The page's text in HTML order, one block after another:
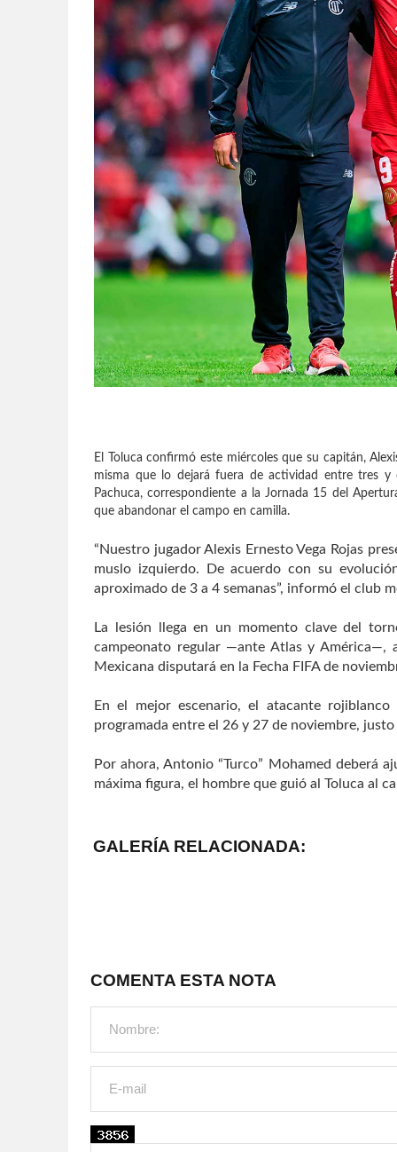
El Toluca confirmó este miércoles que su capitán,
misma que lo dejará fuera de actividad entre tres
Pachuca, correspondiente a la Jornada 15 del
que abandonar el campo en camilla.
“Nuestro jugador Alexis Ernesto Vega Rojas
muslo izquierdo. De acuerdo con su
aproximado de 3 a 4 semanas”, informó el club
La lesión llega en un momento clave del
campeonato regular —ante Atlas y América—,
Mexicana disputará en la Fecha FIFA de
En el mejor escenario, el atacante
programada entre el 26 y 27 de noviembre,
Por ahora, Antonio “Turco” Mohamed deberá
máxima figura, el hombre que guió al Toluca al
GALERÍA RELACIONADA:
COMENTA ESTA NOTA